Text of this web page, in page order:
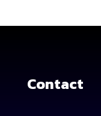
Contact